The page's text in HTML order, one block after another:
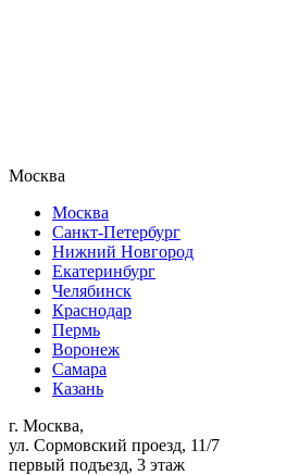
Москва
Москва
Санкт-Петербург
Нижний Новгород
Екатеринбург
Челябинск
Краснодар
Пермь
Воронеж
Самара
Казань
г. Москва,
ул. Сормовский проезд, 11/7
первый подъезд, 3 этаж